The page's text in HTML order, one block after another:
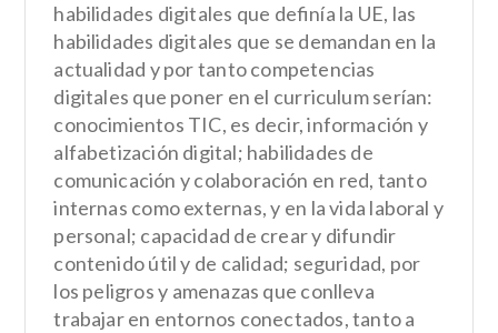
habilidades digitales que definía la UE, las
habilidades digitales que se demandan en la
actualidad y por tanto competencias
digitales que poner en el curriculum serían:
conocimientos TIC, es decir, información y
alfabetización digital; habilidades de
comunicación y colaboración en red, tanto
internas como externas, y en la vida laboral y
personal; capacidad de crear y difundir
contenido útil y de calidad; seguridad, por
los peligros y amenazas que conlleva
trabajar en entornos conectados, tanto a